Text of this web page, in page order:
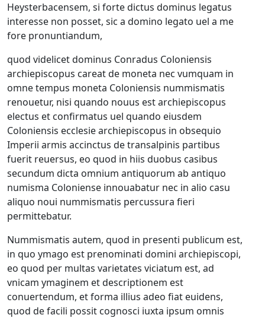
Heysterbacensem, si forte dictus dominus legatus
interesse non posset, sic a domino legato uel a me
fore pronuntiandum,
quod videlicet dominus Conradus Coloniensis
archiepiscopus careat de moneta nec vumquam in
omne tempus moneta Coloniensis nummismatis
renouetur, nisi quando nouus est archiepiscopus
electus et confirmatus uel quando eiusdem
Coloniensis ecclesie archiepiscopus in obsequio
Imperii armis accinctus de transalpinis partibus
fuerit reuersus, eo quod in hiis duobus casibus
secundum dicta omnium antiquorum ab antiquo
numisma Coloniense innouabatur nec in alio casu
aliquo noui nummismatis percussura fieri
permittebatur.
Nummismatis autem, quod in presenti publicum est,
in quo ymago est prenominati domini archiepiscopi,
eo quod per multas varietates viciatum est, ad
vnicam ymaginem et descriptionem est
conuertendum, et forma illius adeo fiat euidens,
quod de facili possit cognosci iuxta ipsum omnis